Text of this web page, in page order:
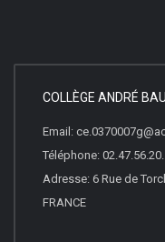
COLLÈGE ANDRÉ
Email:
Téléphone:
Adresse: 6 Rue de
FRANCE